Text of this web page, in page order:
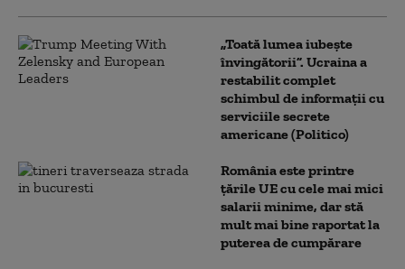
„Toată lumea iubește
învingătorii”. Ucraina a
restabilit complet
schimbul de informații cu
serviciile secrete
americane (Politico)
România este printre
țările UE cu cele mai mici
salarii minime, dar stă
mult mai bine raportat la
puterea de cumpărare